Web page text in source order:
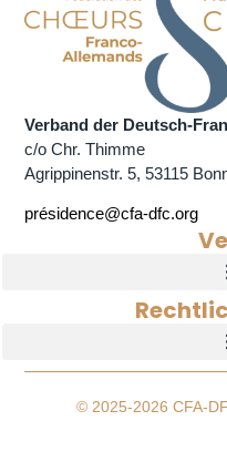
Verband der Deutsch-
c/o Chr. Thimme
Agrippinenstr. 5, 53115
présidence@cfa-dfc.org
© 2025-2026 CFA-